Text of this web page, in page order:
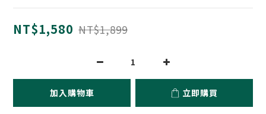
NT$1,580 NT$1,899
加入購物車 立即購買